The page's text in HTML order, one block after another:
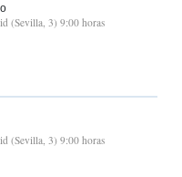
(Sevilla, 3) 9:00 horas
(Sevilla, 3) 9:00 horas